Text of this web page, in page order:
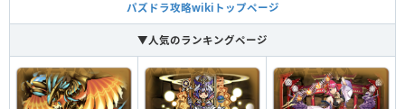
パズドラ攻略wikiトップページ
▼人気のランキングページ